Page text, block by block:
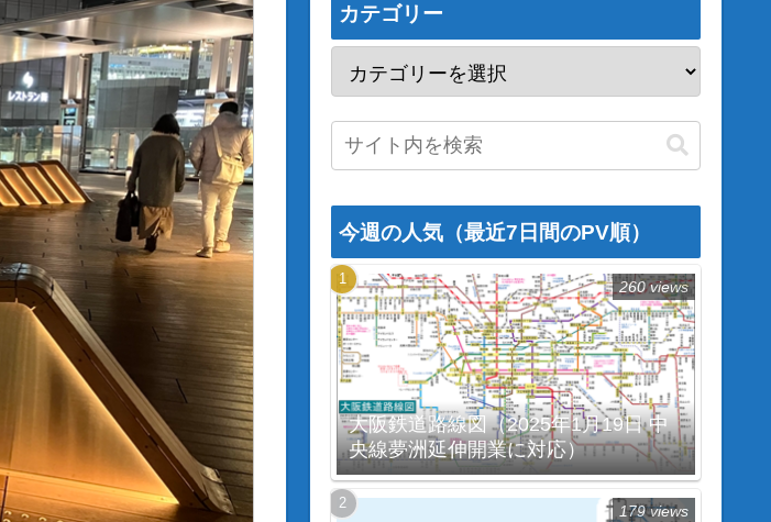
カテゴリー
今週の人気（最近7日間のPV順）
大阪鉄道路線図（2025年1月19日 中
央線夢洲延伸開業に対応）
260 views
179 views